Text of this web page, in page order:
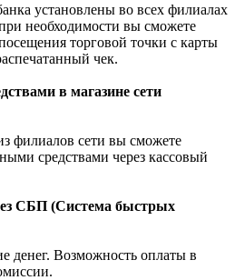
установлены во всех филиалах
необходимости вы сможете
торговой точки с карты
чек.
в магазине сети
филиалов сети вы сможете
средствами через кассовый
СБП (Система быстрых
денег. Возможность оплаты в